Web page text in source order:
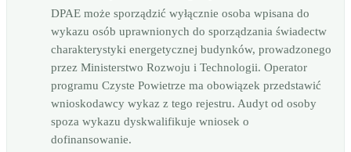
DPAE może sporządzić wyłącznie osoba wpisana do
wykazu osób uprawnionych do sporządzania świadectw
charakterystyki energetycznej budynków, prowadzonego
przez Ministerstwo Rozwoju i Technologii. Operator
programu Czyste Powietrze ma obowiązek przedstawić
wnioskodawcy wykaz z tego rejestru. Audyt od osoby
spoza wykazu dyskwalifikuje wniosek o
dofinansowanie.